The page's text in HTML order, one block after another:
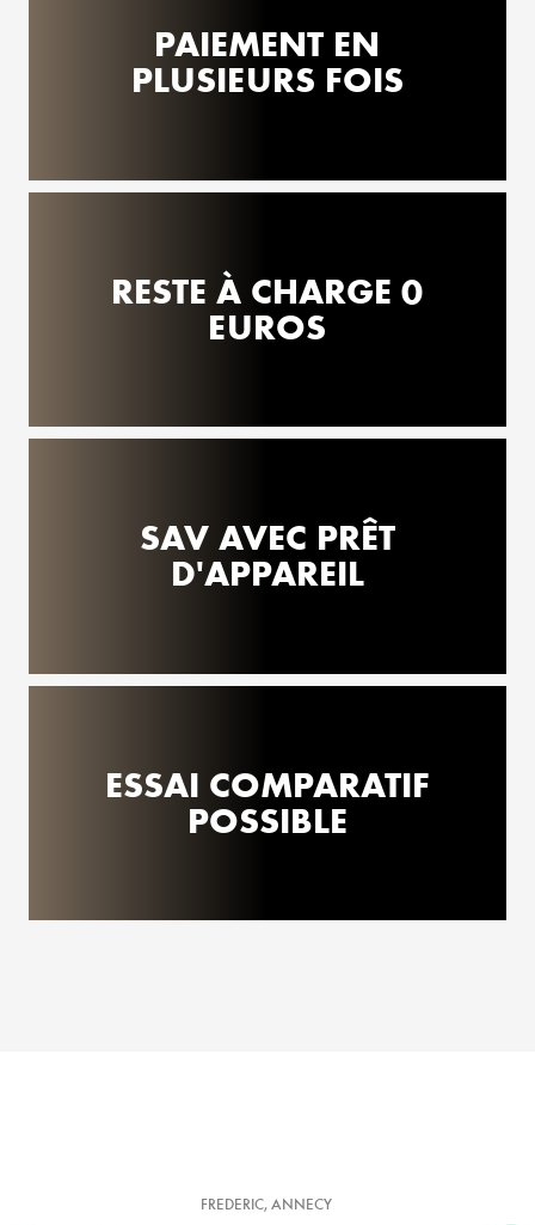
PAIEMENT EN
PLUSIEURS FOIS
RESTE À CHARGE 0
EUROS
SAV AVEC PRÊT
D'APPAREIL
ESSAI COMPARATIF
POSSIBLE
FREDERIC, ANNECY